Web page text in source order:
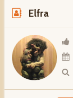
Elfra